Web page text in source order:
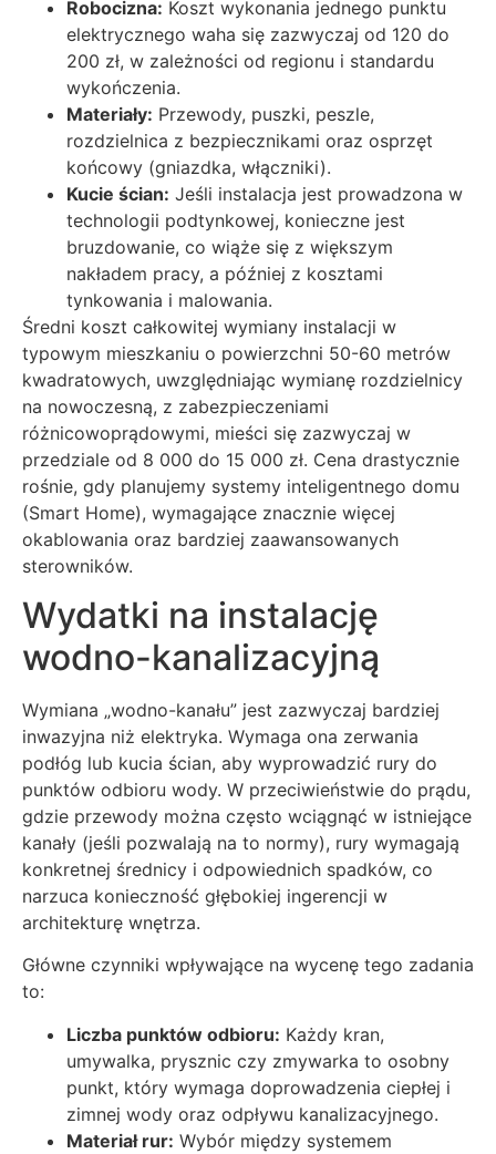
Robocizna: Koszt wykonania jednego punktu
elektrycznego waha się zazwyczaj od 120 do
200 zł, w zależności od regionu i standardu
wykończenia.
Materiały: Przewody, puszki, peszle,
rozdzielnica z bezpiecznikami oraz osprzęt
końcowy (gniazdka, włączniki).
Kucie ścian: Jeśli instalacja jest prowadzona w
technologii podtynkowej, konieczne jest
bruzdowanie, co wiąże się z większym
nakładem pracy, a później z kosztami
tynkowania i malowania.
Średni koszt całkowitej wymiany instalacji w
typowym mieszkaniu o powierzchni 50-60 metrów
kwadratowych, uwzględniając wymianę rozdzielnicy
na nowoczesną, z zabezpieczeniami
różnicowoprądowymi, mieści się zazwyczaj w
przedziale od 8 000 do 15 000 zł. Cena drastycznie
rośnie, gdy planujemy systemy inteligentnego domu
(Smart Home), wymagające znacznie więcej
okablowania oraz bardziej zaawansowanych
sterowników.
Wydatki na instalację
wodno-kanalizacyjną
Wymiana „wodno-kanału” jest zazwyczaj bardziej
inwazyjna niż elektryka. Wymaga ona zerwania
podłóg lub kucia ścian, aby wyprowadzić rury do
punktów odbioru wody. W przeciwieństwie do prądu,
gdzie przewody można często wciągnąć w istniejące
kanały (jeśli pozwalają na to normy), rury wymagają
konkretnej średnicy i odpowiednich spadków, co
narzuca konieczność głębokiej ingerencji w
architekturę wnętrza.
Główne czynniki wpływające na wycenę tego zadania
to:
Liczba punktów odbioru: Każdy kran,
umywalka, prysznic czy zmywarka to osobny
punkt, który wymaga doprowadzenia ciepłej i
zimnej wody oraz odpływu kanalizacyjnego.
Materiał rur: Wybór między systemem